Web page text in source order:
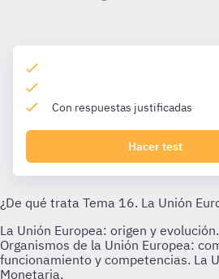
Con respuestas justificadas
Hacer test